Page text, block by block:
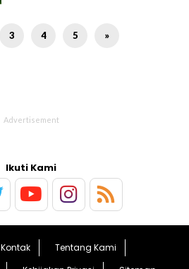
3 4 5 »
Ikuti Kami
Kontak
Tentang Kami